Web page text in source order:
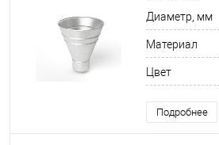
Диаметр, мм
Материал
Цвет
Подробнее